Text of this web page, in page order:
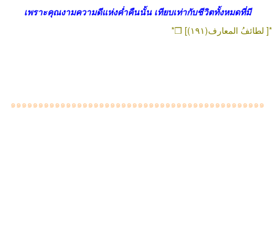
เพราะคุณงามความดีแห่งค่ำคืนนั้น เทียบเท่ากับชีวิตทั้งหมดที่มี
*❒ [لطائفُ المعارف(١٩١) ]*
๑๑๑๑๑๑๑๑๑๑๑๑๑๑๑๑๑๑๑๑๑๑๑๑๑๑๑๑๑๑๑๑๑๑๑๑๑๑๑๑๑๑๑๑๑๑